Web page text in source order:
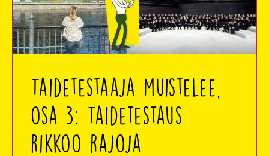
Taidetestaaja muistelee,
osa 3: Taidetestaus
rikkoo rajoja